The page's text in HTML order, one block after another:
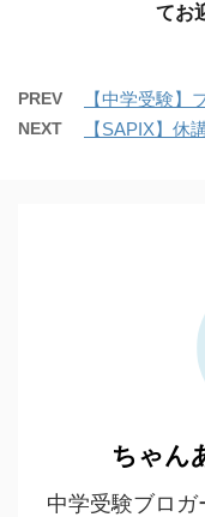
てお
PREV 【中学受験】
NEXT 【SAPIX】休
ちゃん
中学受験ブロ